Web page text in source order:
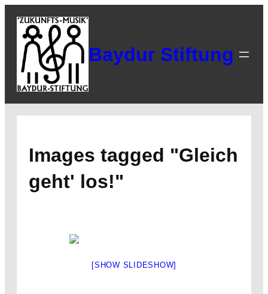
Inhalt
springen
Baydur Stiftung
Images tagged "Gleich
geht' los!"
[SHOW SLIDESHOW]